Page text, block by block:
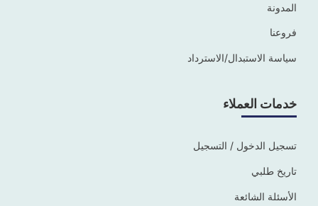
المدونة
فروعنا
سياسة الاستبدال/الاسترداد
خدمات العملاء
تسجيل الدخول / التسجيل
تاريخ طلبي
الأسئلة الشائعة